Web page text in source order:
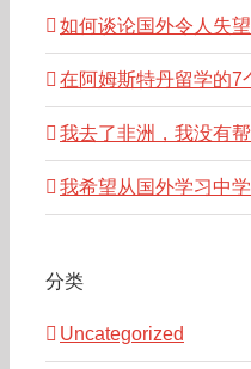
如何谈论国外令人失
在阿姆斯特丹留学的7
我去了非洲，我没有
我希望从国外学习中
分类
Uncategorized